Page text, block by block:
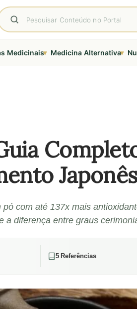
Medicinais▾ Medicina Alternativa▾
com até 137x mais
a diferença entre graus
5 Referências